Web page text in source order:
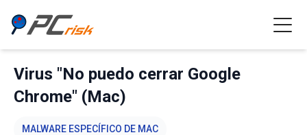
Virus "No puedo cerrar Google
Chrome" (Mac)
MALWARE ESPECÍFICO DE MAC